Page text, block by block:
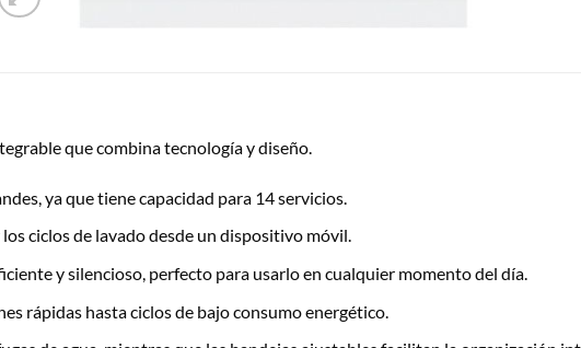
que combina tecnología y diseño.
ya que tiene capacidad para 14 servicios.
ciclos de lavado desde un dispositivo móvil.
y silencioso, perfecto para usarlo en cualquier momento del día.
rápidas hasta ciclos de bajo consumo energético.